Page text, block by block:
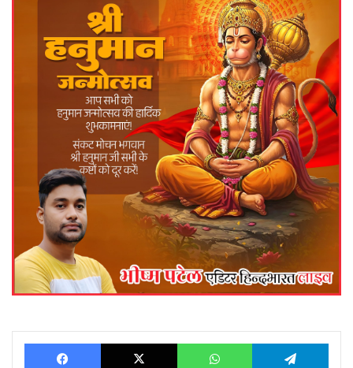
Facebook X WhatsApp